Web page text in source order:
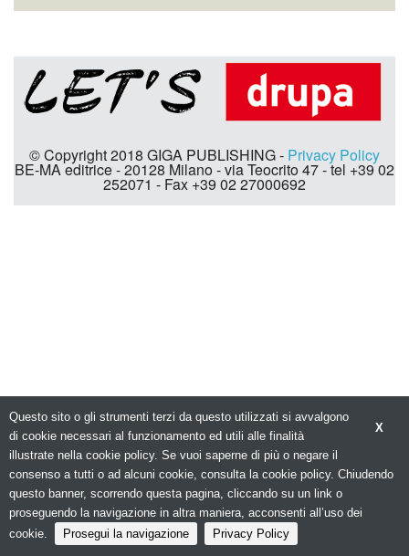
© Copyright 2018 GIGA PUBLISHING - Privacy Policy
BE-MA editrice - 20128 Milano - via Teocrito 47 - tel +39 02
252071 - Fax +39 02 27000692
X
Questo sito o gli strumenti terzi da questo utilizzati si avvalgono
di cookie necessari al funzionamento ed utili alle finalità
illustrate nella cookie policy. Se vuoi saperne di più o negare il
consenso a tutti o ad alcuni cookie, consulta la cookie policy. Chiudendo
questo banner, scorrendo questa pagina, cliccando su un link o
proseguendo la navigazione in altra maniera, acconsenti all’uso dei
cookie.
Prosegui la navigazione Privacy Policy